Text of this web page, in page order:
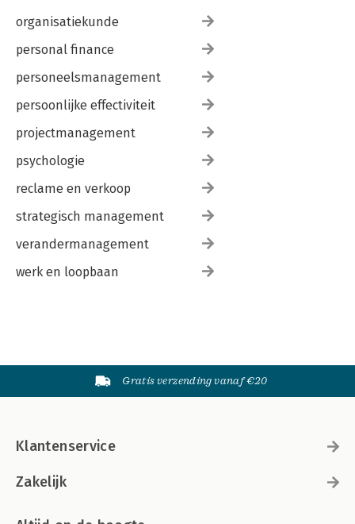
organisatiekunde
personal finance
personeelsmanagement
persoonlijke effectiviteit
projectmanagement
psychologie
reclame en verkoop
strategisch management
verandermanagement
werk en loopbaan
Gratis verzending vanaf €20
Klantenservice
Zakelijk